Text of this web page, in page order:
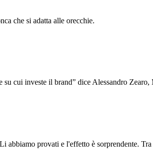
che si adatta alle orecchie.
cui investe il brand” dice Alessandro
provati e l'effetto è sorprendente.